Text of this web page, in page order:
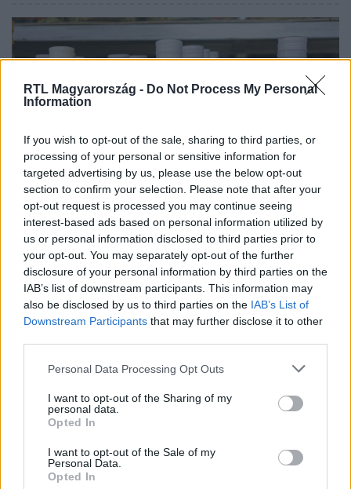
RTL Magyarország - Do Not Process My Personal
Information
If you wish to opt-out of the sale, sharing to third parties, or
processing of your personal or sensitive information for
targeted advertising by us, please use the below opt-out
section to confirm your selection. Please note that after your
opt-out request is processed you may continue seeing
interest-based ads based on personal information utilized by
us or personal information disclosed to third parties prior to
your opt-out. You may separately opt-out of the further
disclosure of your personal information by third parties on the
IAB’s list of downstream participants. This information may
also be disclosed by us to third parties on the IAB’s List of
Downstream Participants that may further disclose it to other
Please note that this website/app uses one or more Google
not limited to your visit or usage behaviour. You may click to
grant or deny consent to Google and its third-party tags to
use your data for below specified purposes in below Google
consent section.
Personal Data Processing Opt Outs
I want to opt-out of the Sharing of my
personal data.
Opted In
I want to opt-out of the Sale of my
Personal Data.
Opted In
Külföld
2024. március 23. 15:55
Férgek költöztek egy férfi testébe, miután
kígyóepehólyagot evett
A férfi megette egy kígyó epehólyagját, majd lekísérte
borral. Arra nem számított, hogy galandférgek jutottak
így a szervezetébe.